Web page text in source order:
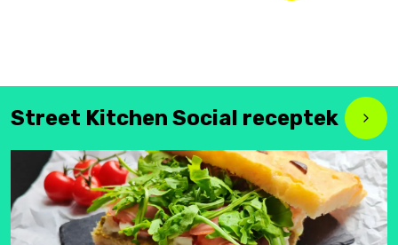
Street Kitchen Social receptek